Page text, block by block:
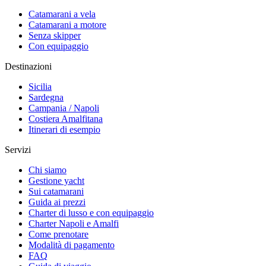
Catamarani a vela
Catamarani a motore
Senza skipper
Con equipaggio
Destinazioni
Sicilia
Sardegna
Campania / Napoli
Costiera Amalfitana
Itinerari di esempio
Servizi
Chi siamo
Gestione yacht
Sui catamarani
Guida ai prezzi
Charter di lusso e con equipaggio
Charter Napoli e Amalfi
Come prenotare
Modalità di pagamento
FAQ